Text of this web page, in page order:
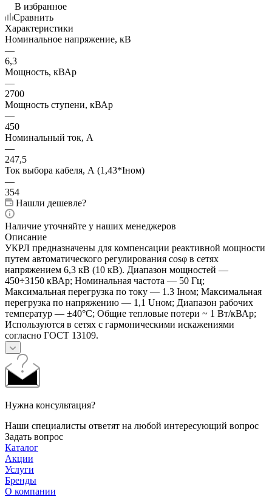
В избранное
Сравнить
Характеристики
Номинальное напряжение, кВ
—
6,3
Мощность, кВАр
—
2700
Мощность ступени, кВАр
—
450
Номинальный ток, А
—
247,5
Ток выбора кабеля, А (1,43*Iном)
—
354
Нашли дешевле?
Наличие уточняйте у наших менеджеров
Описание
УКРЛ предназначены для компенсации реактивной мощности
путем автоматического регулирования cosφ в сетях
напряжением 6,3 кВ (10 кВ). Диапазон мощностей —
450÷3150 кВАр; Номинальная частота — 50 Гц;
Максимальная перегрузка по току — 1.3 Iном; Максимальная
перегрузка по напряжению — 1,1 Uном; Диапазон рабочих
температур — ±40°С; Общие тепловые потери ~ 1 Вт/кВАр;
Используются в сетях с гармоническими искажениями
согласно ГОСТ 13109.
Нужна консультация?
Наши специалисты ответят на любой интересующий вопрос
Задать вопрос
Каталог
Акции
Услуги
Бренды
О компании